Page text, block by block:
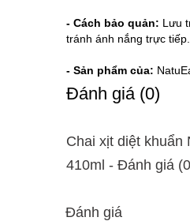
- Cách bảo quản: Lưu
tránh ánh nắng trực tiếp.
- Sản phẩm của:
Ðánh giá (0)
Chai xịt diệt khuẩn
410ml - Ðánh giá
Đánh giá